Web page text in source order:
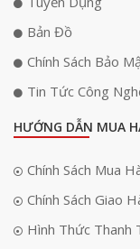
Bản Đồ
Chính Sách Bảo
Tin Tức Công
HƯỚNG DẪN MUA
Chính Sách Mua
Chính Sách Giao
Hình Thức Thanh